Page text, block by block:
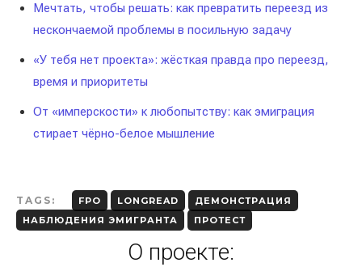
Мечтать, чтобы решать: как превратить переезд из
нескончаемой проблемы в посильную задачу
«У тебя нет проекта»: жёсткая правда про переезд,
время и приоритеты
От «имперскости» к любопытству: как эмиграция
стирает чёрно-белое мышление
TAGS: FPO LONGREAD
ДЕМОНСТРАЦИЯ
НАБЛЮДЕНИЯ ЭМИГРАНТА
ПРОТЕСТ
О проекте: